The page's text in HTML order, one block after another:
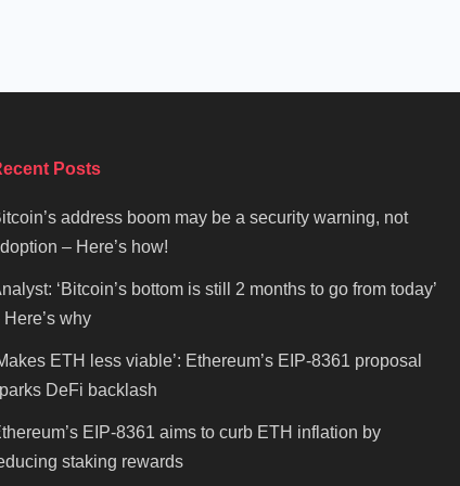
Posts
address boom may be a security warning, not
– Here’s how!
‘Bitcoin’s bottom is still 2 months to go from today’
Here’s why
ETH less viable’: Ethereum’s EIP-8361 proposal
DeFi backlash
EIP-8361 aims to curb ETH inflation by
staking rewards